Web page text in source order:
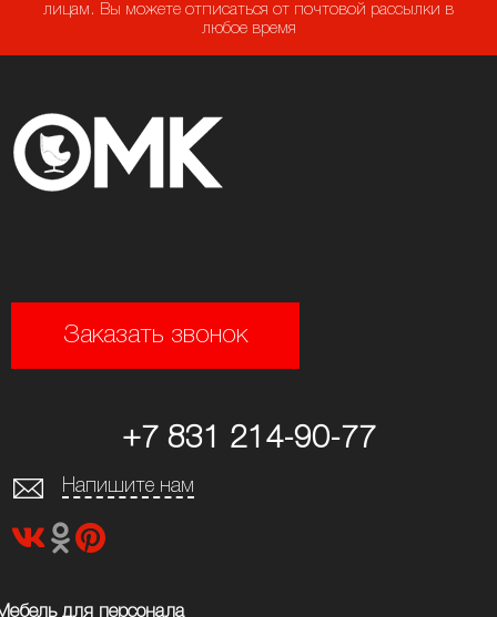
лицам. Вы можете отписаться от почтовой рассылки в
любое время
для персонала
Заказать звонок
+7 831 214-90-77
Напишите нам